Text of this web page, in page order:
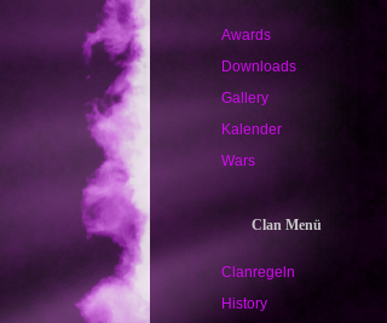
Awards
Downloads
Gallery
Kalender
Wars
Clan Menü
Clanregeln
History